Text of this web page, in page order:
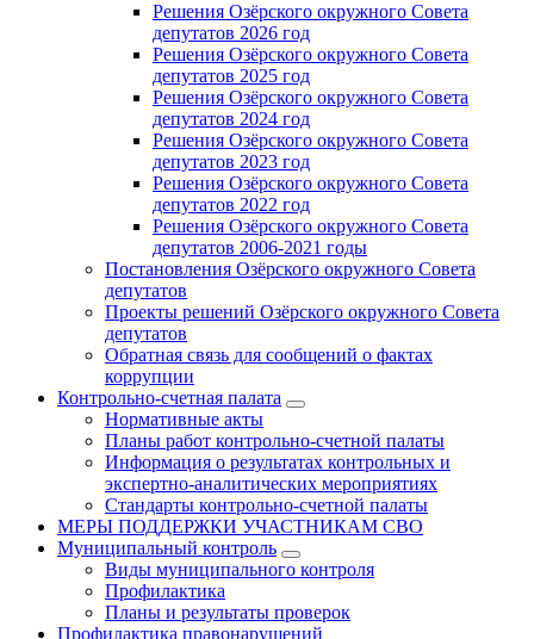
Решения Озёрского окружного Совета
депутатов 2026 год
Решения Озёрского окружного Совета
депутатов 2025 год
Решения Озёрского окружного Совета
депутатов 2024 год
Решения Озёрского окружного Совета
депутатов 2023 год
Решения Озёрского окружного Совета
депутатов 2022 год
Решения Озёрского окружного Совета
депутатов 2006-2021 годы
Постановления Озёрского окружного Совета
депутатов
Проекты решений Озёрского окружного Совета
депутатов
Обратная связь для сообщений о фактах
коррупции
Контрольно-счетная палата
Нормативные акты
Планы работ контрольно-счетной палаты
Информация о результатах контрольных и
экспертно-аналитических мероприятиях
Стандарты контрольно-счетной палаты
МЕРЫ ПОДДЕРЖКИ УЧАСТНИКАМ СВО
Муниципальный контроль
Виды муниципального контроля
Профилактика
Планы и результаты проверок
Профилактика правонарушений